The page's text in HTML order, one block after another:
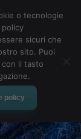
o tecnologie
policy
sicuri che
sito. Puoi
con il tasto
policy